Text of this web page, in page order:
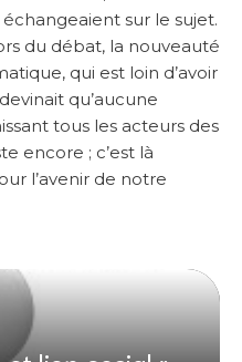
sur le sujet.
du débat, la nouveauté
qui est loin d’avoir
qu’aucune
tous les acteurs des
encore ; c’est là
l’avenir de notre